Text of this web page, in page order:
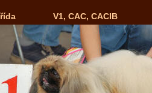
V1, CAC, CACIB